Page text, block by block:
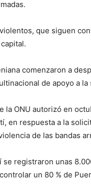
que siguen
comenzaron a
de apoyo a
la ONU autorizó en
en respuesta a la
de las bandas
se registraron unas
un 80 % de